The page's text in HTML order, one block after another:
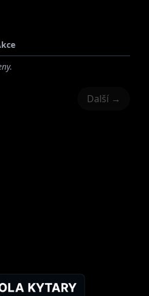
core, v roce 2015
of Who We Are" a na
první klip k singlu
se
Další →